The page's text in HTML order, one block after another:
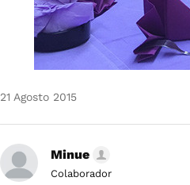
21 Agosto 2015
Minue
Colaborador